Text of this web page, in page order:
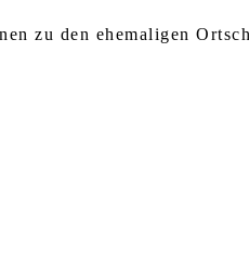
zu den ehemaligen